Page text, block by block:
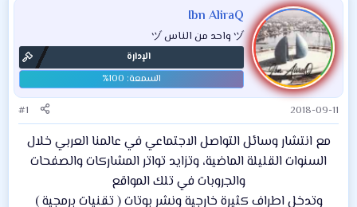
Ibn AliraQ
ヅ واحد من الناس ヅ
الإدارة
2018-09-11
#1
مع انتشار وسائل التواصل الاجتماعي في عالمنا العربي خلال
السنوات القليلة الماضية، وتزايد تواتر المشاركات والصفحات
والجروبات في تلك المواقع
وتدخل اطراف كثيرة خارجية ونشر بوتات ( تقنيات برمجية )